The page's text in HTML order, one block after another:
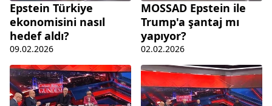
Epstein Türkiye
ekonomisini nasıl
hedef aldı?
09.02.2026
MOSSAD Epstein ile
Trump'a şantaj mı
yapıyor?
02.02.2026